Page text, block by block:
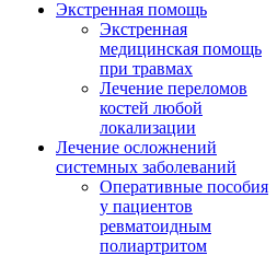
Экстренная помощь
Экстренная
медицинская помощь
при травмах
Лечение переломов
костей любой
локализации
Лечение осложнений
системных заболеваний
Оперативные пособия
у пациентов
ревматоидным
полиартритом